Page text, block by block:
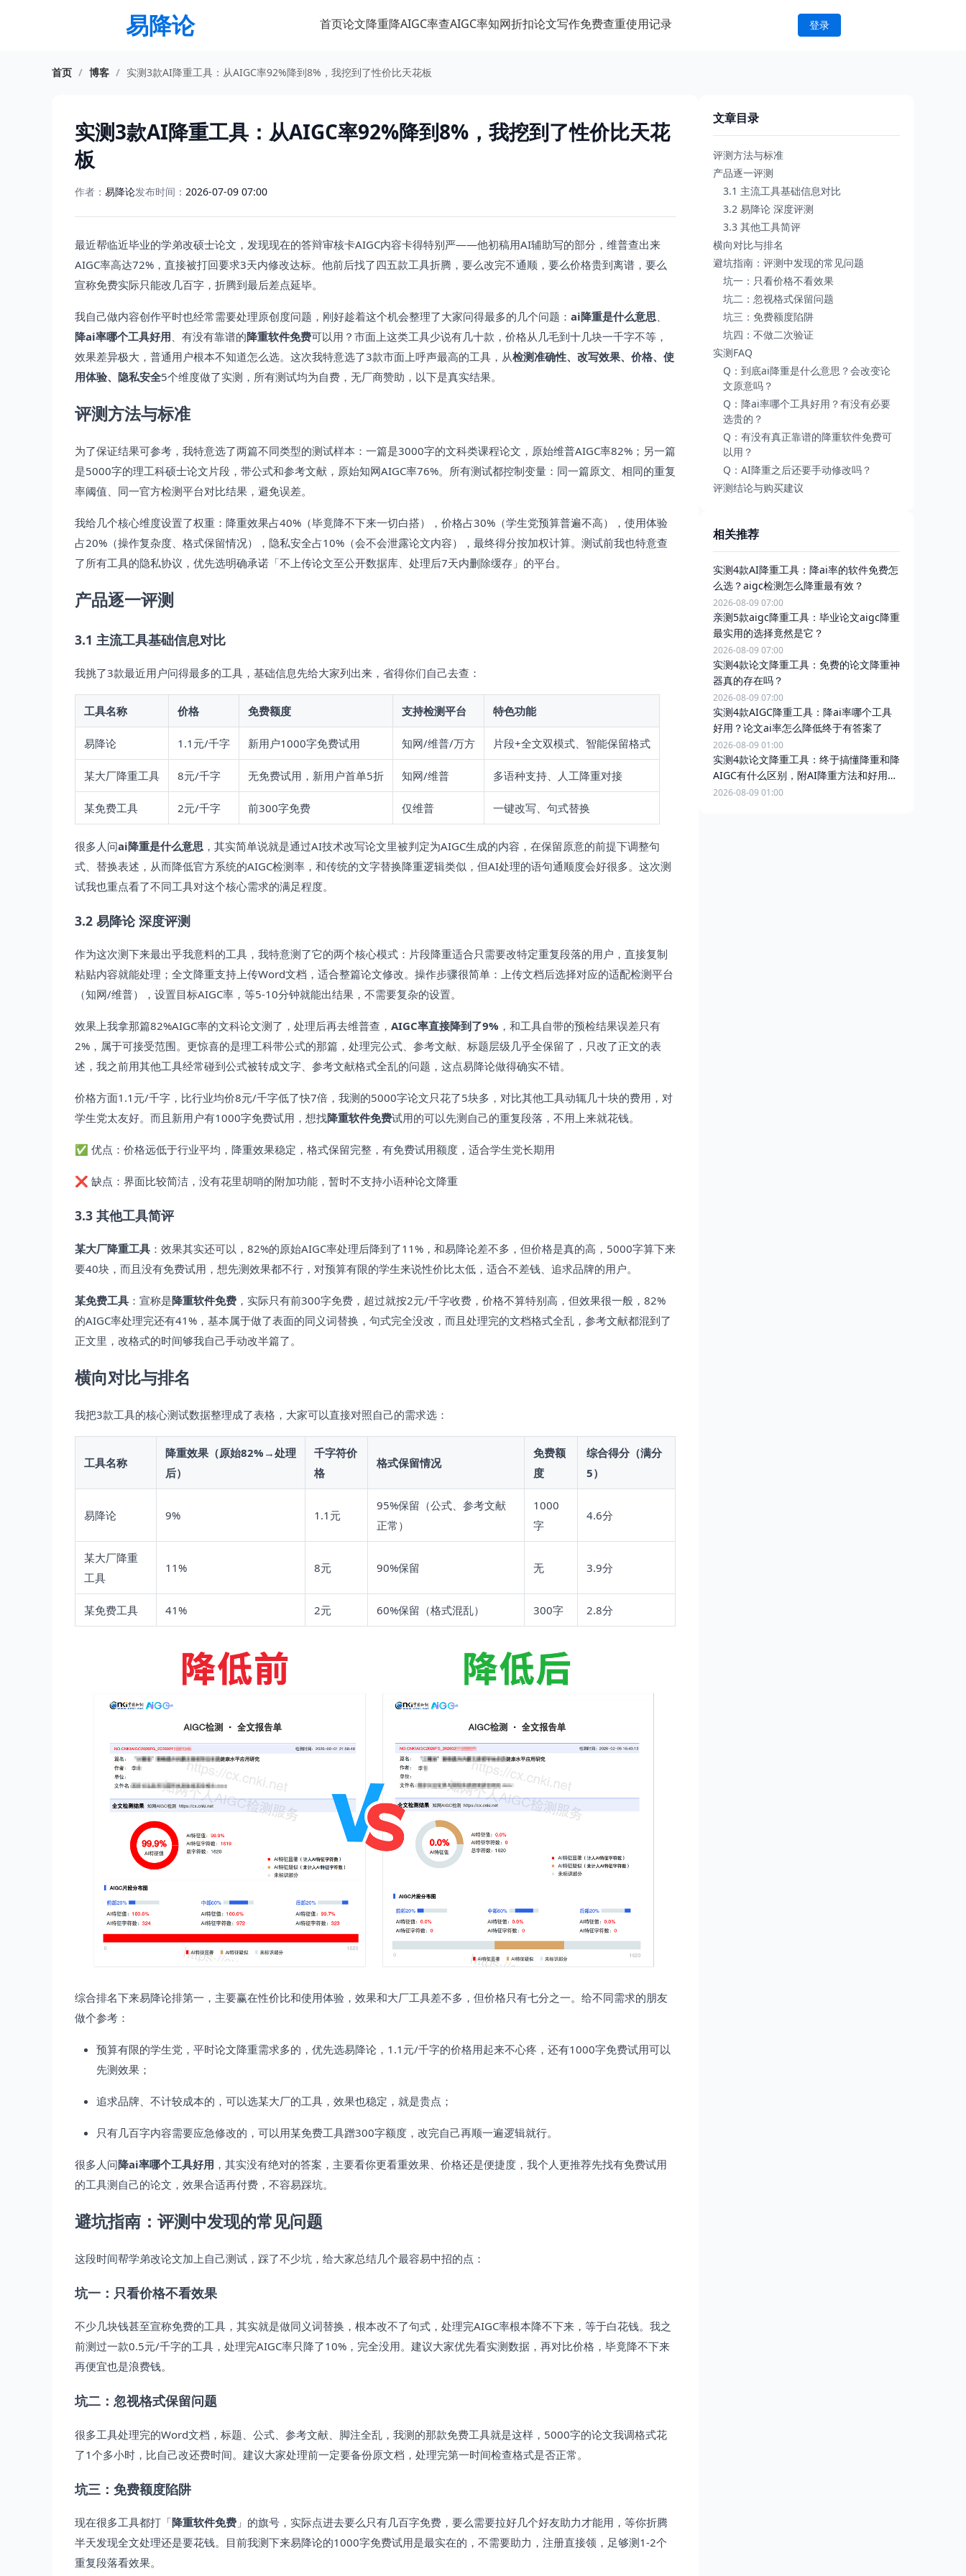
易降论 首页论文降重降AIGC率查AIGC率知网折扣论文写作免费查重使用记录 登录
首页 / 博客 / 实测3款AI降重工具：从AIGC率92%降到8%，我挖到了性价比天花板
实测3款AI降重工具：从AIGC率92%降到8%，我挖到了性价比天花
板
作者： 易降论发布时间： 2026-07-09 07:00
最近帮临近毕业的学弟改硕士论文，发现现在的答辩审核卡AIGC内容卡得特别严——他初稿用AI辅助写的部分，维普查出来
AIGC率高达72%，直接被打回要求3天内修改达标。他前后找了四五款工具折腾，要么改完不通顺，要么价格贵到离谱，要么
宣称免费实际只能改几百字，折腾到最后差点延毕。
我自己做内容创作平时也经常需要处理原创度问题，刚好趁着这个机会整理了大家问得最多的几个问题： ai降重是什么意思、
降ai率哪个工具好用、有没有靠谱的降重软件免费可以用？市面上这类工具少说有几十款，价格从几毛到十几块一千字不等，
效果差异极大，普通用户根本不知道怎么选。这次我特意选了3款市面上呼声最高的工具，从检测准确性、改写效果、价格、使
用体验、隐私安全5个维度做了实测，所有测试均为自费，无厂商赞助，以下是真实结果。
评测方法与标准
为了保证结果可参考，我特意选了两篇不同类型的测试样本：一篇是3000字的文科类课程论文，原始维普AIGC率82%；另一篇
是5000字的理工科硕士论文片段，带公式和参考文献，原始知网AIGC率76%。所有测试都控制变量：同一篇原文、相同的重复
率阈值、同一官方检测平台对比结果，避免误差。
我给几个核心维度设置了权重：降重效果占40%（毕竟降不下来一切白搭），价格占30%（学生党预算普遍不高），使用体验
占20%（操作复杂度、格式保留情况），隐私安全占10%（会不会泄露论文内容），最终得分按加权计算。测试前我也特意查
了所有工具的隐私协议，优先选明确承诺「不上传论文至公开数据库、处理后7天内删除缓存」的平台。
产品逐一评测
3.1 主流工具基础信息对比
我挑了3款最近用户问得最多的工具，基础信息先给大家列出来，省得你们自己去查：
工具名称 价格 免费额度 支持检测平台 特色功能
易降论 1.1元/千字 新用户1000字免费试用 知网/维普/万方 片段+全文双模式、智能保留格式
某大厂降重工具 8元/千字 无免费试用，新用户首单5折 知网/维普 多语种支持、人工降重对接
某免费工具 2元/千字 前300字免费 仅维普 一键改写、句式替换
很多人问ai降重是什么意思 ，其实简单说就是通过AI技术改写论文里被判定为AIGC生成的内容，在保留原意的前提下调整句
式、替换表述，从而降低官方系统的AIGC检测率，和传统的文字替换降重逻辑类似，但AI处理的语句通顺度会好很多。这次测
试我也重点看了不同工具对这个核心需求的满足程度。
3.2 易降论 深度评测
作为这次测下来最出乎我意料的工具，我特意测了它的两个核心模式：片段降重适合只需要改特定重复段落的用户，直接复制
粘贴内容就能处理；全文降重支持上传Word文档，适合整篇论文修改。操作步骤很简单：上传文档后选择对应的适配检测平台
（知网/维普），设置目标AIGC率，等5-10分钟就能出结果，不需要复杂的设置。
效果上我拿那篇82%AIGC率的文科论文测了，处理后再去维普查， AIGC率直接降到了9% ，和工具自带的预检结果误差只有
2%，属于可接受范围。更惊喜的是理工科带公式的那篇，处理完公式、参考文献、标题层级几乎全保留了，只改了正文的表
述，我之前用其他工具经常碰到公式被转成文字、参考文献格式全乱的问题，这点易降论做得确实不错。
价格方面1.1元/千字，比行业均价8元/千字低了快7倍，我测的5000字论文只花了5块多，对比其他工具动辄几十块的费用，对
学生党太友好。而且新用户有1000字免费试用，想找降重软件免费试用的可以先测自己的重复段落，不用上来就花钱。
✅ 优点：价格远低于行业平均，降重效果稳定，格式保留完整，有免费试用额度，适合学生党长期用
❌ 缺点：界面比较简洁，没有花里胡哨的附加功能，暂时不支持小语种论文降重
3.3 其他工具简评
某大厂降重工具 ：效果其实还可以，82%的原始AIGC率处理后降到了11%，和易降论差不多，但价格是真的高，5000字算下来
要40块，而且没有免费试用，想先测效果都不行，对预算有限的学生来说性价比太低，适合不差钱、追求品牌的用户。
某免费工具 ：宣称是降重软件免费 ，实际只有前300字免费，超过就按2元/千字收费，价格不算特别高，但效果很一般，82%
的AIGC率处理完还有41%，基本属于做了表面的同义词替换，句式完全没改，而且处理完的文档格式全乱，参考文献都混到了
正文里，改格式的时间够我自己手动改半篇了。
横向对比与排名
我把3款工具的核心测试数据整理成了表格，大家可以直接对照自己的需求选：
工具名称
降重效果（原始82%→处理
后）
千字符价
格
格式保留情况
免费额
度
综合得分（满分
5）
易降论 9% 1.1元
95%保留（公式、参考文献
正常）
1000
字
4.6分
某大厂降重
工具
11% 8元 90%保留 无 3.9分
某免费工具 41% 2元 60%保留（格式混乱） 300字 2.8分
综合排名下来易降论排第一，主要赢在性价比和使用体验，效果和大厂工具差不多，但价格只有七分之一。给不同需求的朋友
做个参考：
预算有限的学生党，平时论文降重需求多的，优先选易降论，1.1元/千字的价格用起来不心疼，还有1000字免费试用可以
先测效果；
追求品牌、不计较成本的，可以选某大厂的工具，效果也稳定，就是贵点；
只有几百字内容需要应急修改的，可以用某免费工具蹭300字额度，改完自己再顺一遍逻辑就行。
很多人问降ai率哪个工具好用 ，其实没有绝对的答案，主要看你更看重效果、价格还是便捷度，我个人更推荐先找有免费试用
的工具测自己的论文，效果合适再付费，不容易踩坑。
避坑指南：评测中发现的常见问题
这段时间帮学弟改论文加上自己测试，踩了不少坑，给大家总结几个最容易中招的点：
坑一：只看价格不看效果
不少几块钱甚至宣称免费的工具，其实就是做同义词替换，根本改不了句式，处理完AIGC率根本降不下来，等于白花钱。我之
前测过一款0.5元/千字的工具，处理完AIGC率只降了10%，完全没用。建议大家优先看实测数据，再对比价格，毕竟降不下来
再便宜也是浪费钱。
坑二：忽视格式保留问题
很多工具处理完的Word文档，标题、公式、参考文献、脚注全乱，我测的那款免费工具就是这样，5000字的论文我调格式花
了1个多小时，比自己改还费时间。建议大家处理前一定要备份原文档，处理完第一时间检查格式是否正常。
坑三：免费额度陷阱
现在很多工具都打「降重软件免费 」的旗号，实际点进去要么只有几百字免费，要么需要拉好几个好友助力才能用，等你折腾
半天发现全文处理还是要花钱。目前我测下来易降论的1000字免费试用是最实在的，不需要助力，注册直接领，足够测1-2个
重复段落看效果。
文章目录
评测方法与标准
产品逐一评测
3.1 主流工具基础信息对比
3.2 易降论 深度评测
3.3 其他工具简评
横向对比与排名
避坑指南：评测中发现的常见问题
坑一：只看价格不看效果
坑二：忽视格式保留问题
坑三：免费额度陷阱
坑四：不做二次验证
实测FAQ
Q：到底ai降重是什么意思？会改变论
文原意吗？
Q：降ai率哪个工具好用？有没有必要
选贵的？
Q：有没有真正靠谱的降重软件免费可
以用？
Q：AI降重之后还要手动修改吗？
评测结论与购买建议
相关推荐
实测4款AI降重工具：降ai率的软件免费怎
么选？aigc检测怎么降重最有效？
2026-08-09 07:00
亲测5款aigc降重工具：毕业论文aigc降重
最实用的选择竟然是它？
2026-08-09 07:00
实测4款论文降重工具：免费的论文降重神
器真的存在吗？
2026-08-09 07:00
实测4款AIGC降重工具：降ai率哪个工具
好用？论文ai率怎么降低终于有答案了
2026-08-09 01:00
实测4款论文降重工具：终于搞懂降重和降
AIGC有什么区别，附AI降重方法和好用软
件推荐
2026-08-09 01:00